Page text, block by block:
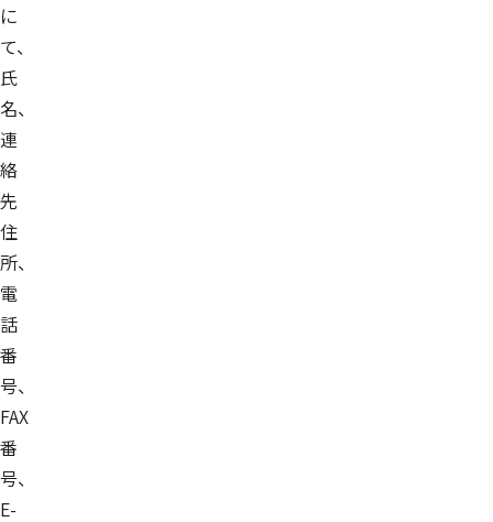
に
て、
氏
名、
連
絡
先
住
所、
電
話
番
号、
FAX
番
号、
E-